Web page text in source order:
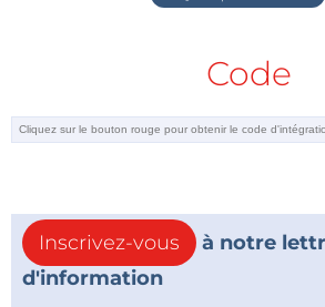
Audio I/O bus (Bus
canaux de sortie. Les sorties
traitées par le DSP.
série et une entrée/sortie MIDI.
Le diagramme ci-dessous montre
interconnexions entre les
Code
Inscrivez-vous
à notre
d'information